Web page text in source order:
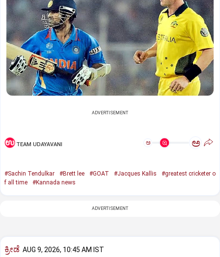
ADVERTISEMENT
TEAM UDAYAVANI ಅ ಅ
#Sachin Tendulkar #Brett lee #GOAT #Jacques Kallis
#greatest cricketer o
f all time
#Kannada news
ADVERTISEMENT
ಕ್ರೀಡೆ AUG 9, 2026, 10:45 AM IST